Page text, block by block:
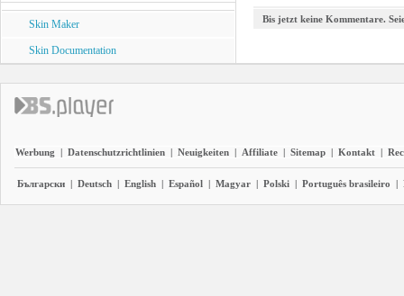
Skin Maker
Skin Documentation
Bis jetzt keine Kommentare.
Werbung | Datenschutzrichtlinien | Neuigkeiten | Affiliate | Sitemap | Kontakt |
Български | Deutsch | English | Español | Magyar | Polski | Português brasileiro |